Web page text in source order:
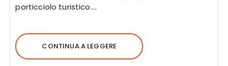
porticciolo turistico….
CONTINUA A LEGGERE